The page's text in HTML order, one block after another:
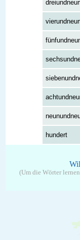
hundert
(Um die Wörter